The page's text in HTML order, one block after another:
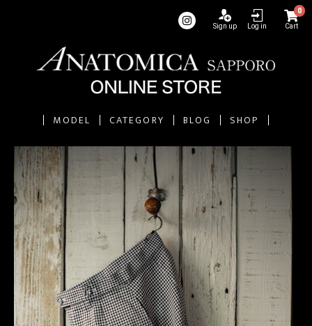
Sign up Log in
0
Cart
MODEL CATEGORY BLOG SHOP